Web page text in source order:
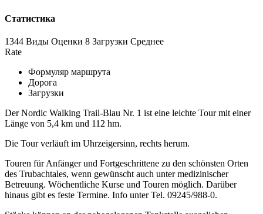
Статистика
1344 Виды Оценки 8 Загрузки Среднее
Rate
Формуляр маршрута
Дорога
Загрузки
Der Nordic Walking Trail-Blau Nr. 1 ist eine leichte Tour mit einer
Länge von 5,4 km und 112 hm.
Die Tour verläuft im Uhrzeigersinn, rechts herum.
Touren für Anfänger und Fortgeschrittene zu den schönsten Orten
des Trubachtales, wenn gewünscht auch unter medizinischer
Betreuung. Wöchentliche Kurse und Touren möglich. Darüber
hinaus gibt es feste Termine. Info unter Tel. 09245/988-0.